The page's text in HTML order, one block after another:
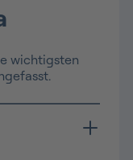
wichtigsten